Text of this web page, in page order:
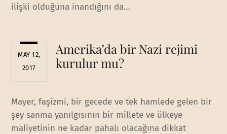
ilişki olduğuna inandığını da…
MAY 12,
2017
Amerika’da bir Nazi rejimi
kurulur mu?
Mayer, faşizmi, bir gecede ve tek hamlede gelen bir
şey sanma yanılgısının bir millete ve ülkeye
maliyetinin ne kadar pahalı olacağına dikkat